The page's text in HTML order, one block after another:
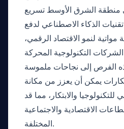
منطقة الشرق الأوسط تسريع
الذكاء الاصطناعي لدفع
مواتية لنمو الاقتصاد الرقمي،
التكنولوجية المحركة
يمكن أن يعزز من مكانة
والابتكار، مما قد
الاقتصادية والاجتماعية
المختلفة.